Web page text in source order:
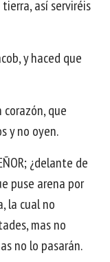
así serviréis
y haced que
que
y no oyen.
¿delante de
puse arena por
la cual no
mas no
no lo pasarán.